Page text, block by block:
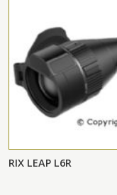
RIX LEAP L6R